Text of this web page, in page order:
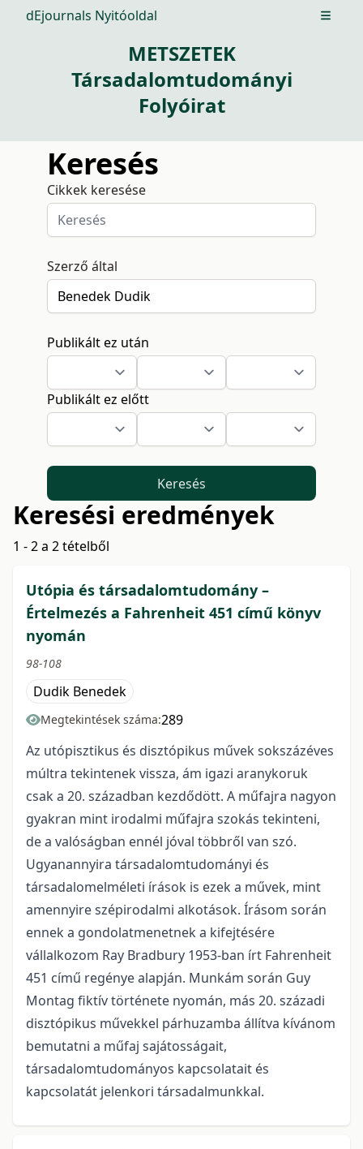
dEjournals Nyitóoldal Open
METSZETEK
Társadalomtudományi
Folyóirat
Keresés
Cikkek keresése
Szerző által
Publikált ez után
Publikált ez előtt
Keresés
Keresési eredmények
1 - 2 a 2 tételből
Utópia és társadalomtudomány –
Értelmezés a Fahrenheit 451 című könyv
nyomán
98-108
Dudik Benedek
Megtekintések száma:289
Az utópisztikus és disztópikus művek sokszázéves
múltra tekintenek vissza, ám igazi aranykoruk
csak a 20. században kezdődött. A műfajra nagyon
gyakran mint irodalmi műfajra szokás tekinteni,
de a valóságban ennél jóval többről van szó.
Ugyanannyira társadalomtudományi és
társadalomelméleti írások is ezek a művek, mint
amennyire szépirodalmi alkotások. Írásom során
ennek a gondolatmenetnek a kifejtésére
vállalkozom Ray Bradbury 1953-ban írt Fahrenheit
451 című regénye alapján. Munkám során Guy
Montag fiktív története nyomán, más 20. századi
disztópikus művekkel párhuzamba állítva kívánom
bemutatni a műfaj sajátosságait,
társadalomtudományos kapcsolatait és
kapcsolatát jelenkori társadalmunkkal.